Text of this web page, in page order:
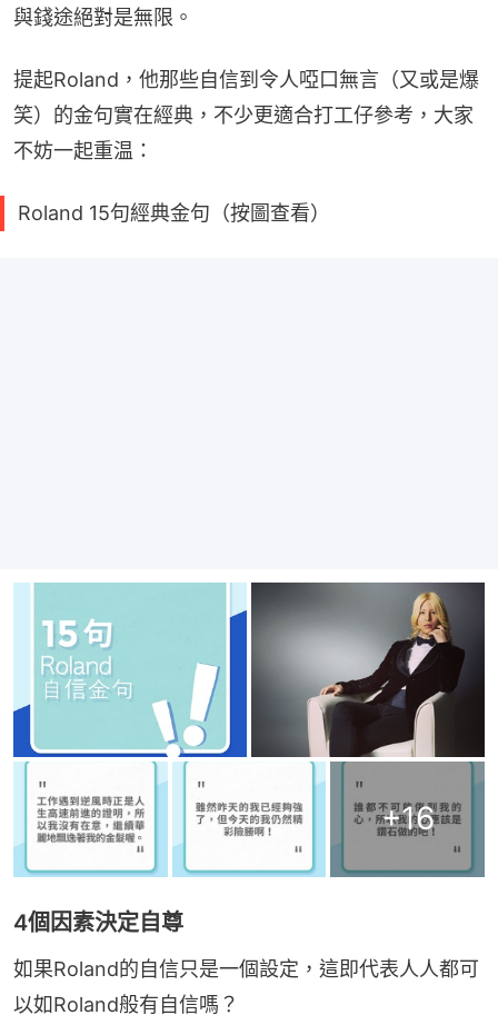
與錢途絕對是無限。
提起Roland，他那些自信到令人啞口無言（又或是爆
笑）的金句實在經典，不少更適合打工仔參考，大家
不妨一起重温：
Roland 15句經典金句（按圖查看）
+16
4個因素決定自尊
如果Roland的自信只是一個設定，這即代表人人都可
以如Roland般有自信嗎？